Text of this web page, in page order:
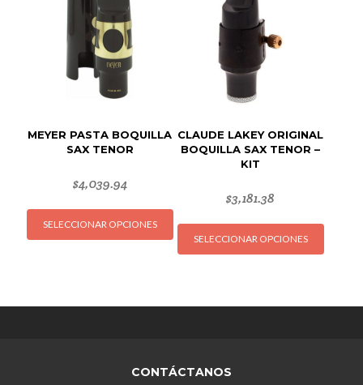
MEYER PASTA BOQUILLA
SAX TENOR
$4,039.94
SELECCIONAR OPCIONES
Este
producto
tiene
Las
pueden
CLAUDE LAKEY ORIGINAL
BOQUILLA SAX TENOR –
KIT
$3,181.38
SELECCIONAR OPCIONES
Este
CONTÁCTANOS